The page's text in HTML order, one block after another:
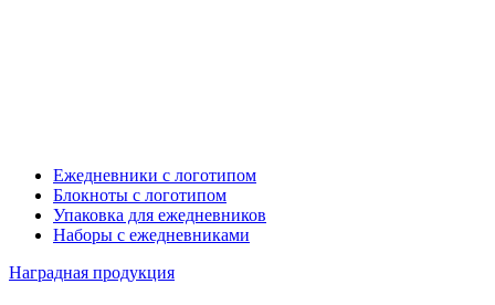
Ежедневники с логотипом
Блокноты с логотипом
Упаковка для ежедневников
Наборы с ежедневниками
Наградная продукция